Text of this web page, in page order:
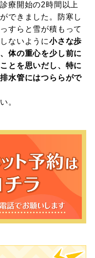
療開始の2時間以上
できました。防寒し
すらと雪が積もって
ないように小さな歩
体の重心を少し前に
とを思いだし、特に
水管にはつららがで
。